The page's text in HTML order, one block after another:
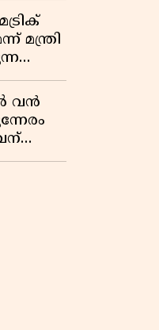
മന്ത്രി
വൻ